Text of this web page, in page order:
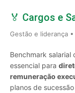
🏅 Cargos e
Gestão e liderança •
Benchmark
essencial para
remuneração
planos de